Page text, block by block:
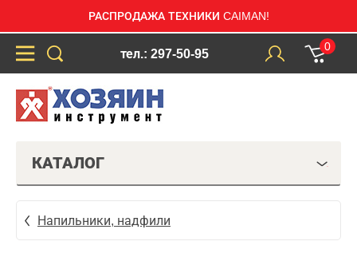
РАСПРОДАЖА ТЕХНИКИ CAIMAN!
тел.: 297-50-95
0
КАТАЛОГ
Напильники, надфили